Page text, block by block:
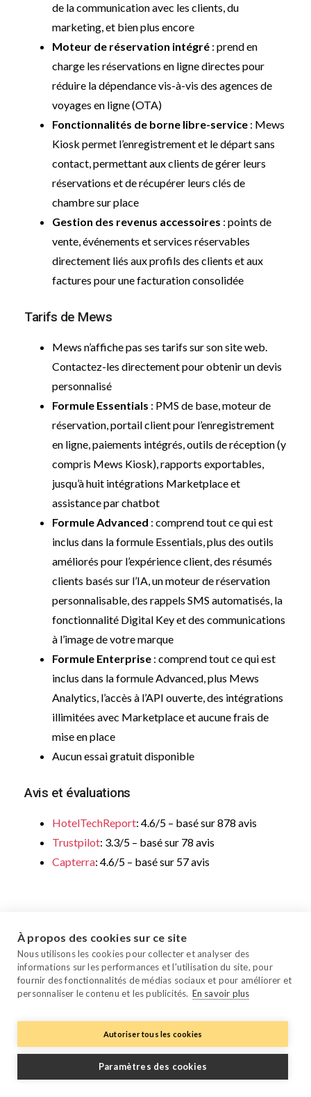
de la communication avec les clients, du
marketing, et bien plus encore
Moteur de réservation intégré : prend en
charge les réservations en ligne directes pour
réduire la dépendance vis-à-vis des agences de
voyages en ligne (OTA)
Fonctionnalités de borne libre-service : Mews
Kiosk permet l’enregistrement et le départ sans
contact, permettant aux clients de gérer leurs
réservations et de récupérer leurs clés de
chambre sur place
Gestion des revenus accessoires : points de
vente, événements et services réservables
directement liés aux profils des clients et aux
factures pour une facturation consolidée
Tarifs de Mews
Mews n’affiche pas ses tarifs sur son site web.
Contactez-les directement pour obtenir un devis
personnalisé
Formule Essentials : PMS de base, moteur de
réservation, portail client pour l’enregistrement
en ligne, paiements intégrés, outils de réception (y
compris Mews Kiosk), rapports exportables,
jusqu’à huit intégrations Marketplace et
assistance par chatbot
Formule Advanced : comprend tout ce qui est
inclus dans la formule Essentials, plus des outils
améliorés pour l’expérience client, des résumés
clients basés sur l’IA, un moteur de réservation
personnalisable, des rappels SMS automatisés, la
fonctionnalité Digital Key et des communications
à l’image de votre marque
Formule Enterprise : comprend tout ce qui est
inclus dans la formule Advanced, plus Mews
Analytics, l’accès à l’API ouverte, des intégrations
illimitées avec Marketplace et aucune frais de
mise en place
Aucun essai gratuit disponible
Avis et évaluations
HotelTechReport: 4.6/5 – basé sur 878 avis
Trustpilot: 3.3/5 – basé sur 78 avis
Capterra: 4.6/5 – basé sur 57 avis
3. Amenitiz – Pour les hôtels à la
recherche d’un channel manager
pour une distribution ARI de base
À propos des cookies sur ce site
Nous utilisons les cookies pour collecter et analyser des
informations sur les performances et l'utilisation du site, pour
fournir des fonctionnalités de médias sociaux et pour améliorer et
personnaliser le contenu et les publicités. En savoir plus
Autoriser tous les cookies
Paramètres des cookies